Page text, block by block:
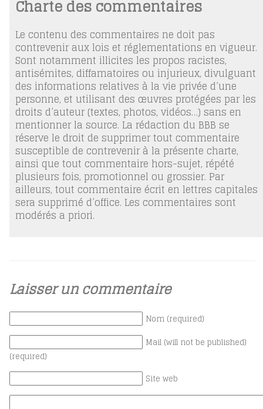
Charte des commentaires
Le contenu des commentaires ne doit pas
contrevenir aux lois et réglementations en vigueur.
Sont notamment illicites les propos racistes,
antisémites, diffamatoires ou injurieux, divulguant
des informations relatives à la vie privée d’une
personne, et utilisant des œuvres protégées par les
droits d’auteur (textes, photos, vidéos…) sans en
mentionner la source. La rédaction du BBB se
réserve le droit de supprimer tout commentaire
susceptible de contrevenir à la présente charte,
ainsi que tout commentaire hors-sujet, répété
plusieurs fois, promotionnel ou grossier. Par
ailleurs, tout commentaire écrit en lettres capitales
sera supprimé d’office. Les commentaires sont
modérés a priori.
Laisser un commentaire
Nom (required)
Mail (will not be published)
(required)
Site web